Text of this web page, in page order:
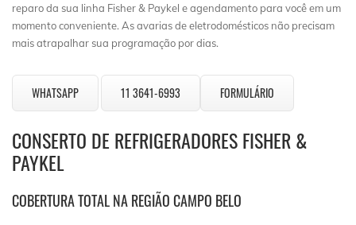
reparo da sua linha Fisher & Paykel e agendamento para você em um
momento conveniente. As avarias de eletrodomésticos não precisam
mais atrapalhar sua programação por dias.
WHATSAPP 11 3641-6993 FORMULÁRIO
CONSERTO DE REFRIGERADORES FISHER &
PAYKEL
COBERTURA TOTAL NA REGIÃO CAMPO BELO